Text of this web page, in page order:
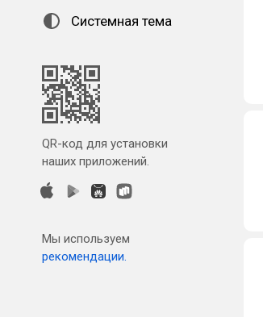
Системная тема
QR-код для установки
наших приложений.
Мы используем
рекомендации.